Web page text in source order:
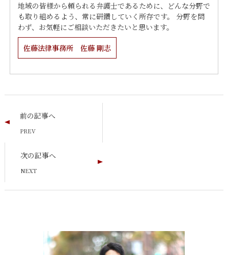
地域の皆様から頼られる弁護士であるために、どんな分野で
も取り組めるよう、常に研鑽していく所存です。 分野を問
わず、お気軽にご相談いただきたいと思います。
佐藤法律事務所 佐藤 剛志
前の記事へ
次の記事へ